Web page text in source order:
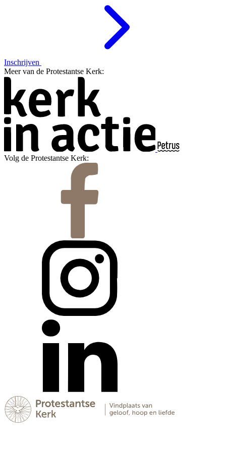
Inschrijven
Meer van de Protestantse Kerk:
Volg de Protestantse Kerk: